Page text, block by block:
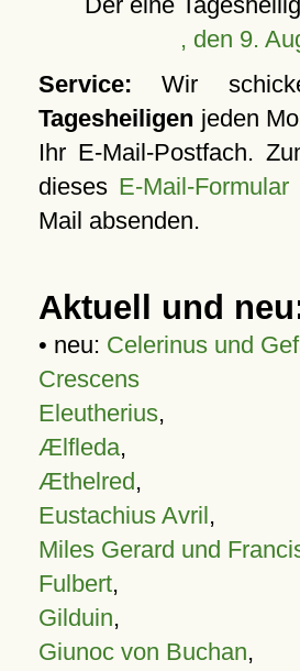
, den 9.
Service: Wir
Tagesheiligen jeden
Ihr E-Mail-Postfach.
dieses E-Mail-Formular
Mail absenden.
Aktuell und
• neu: Celerinus und
Crescens
Eleutherius,
Ælfleda,
Æthelred,
Eustachius Avril,
Miles Gerard und
Fulbert,
Gilduin,
Giunoc von Buchan,